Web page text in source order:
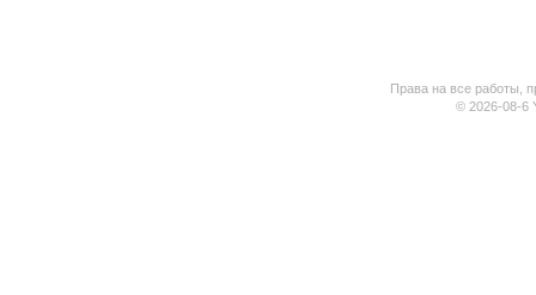
Права на все работы,
© 2026-08-6